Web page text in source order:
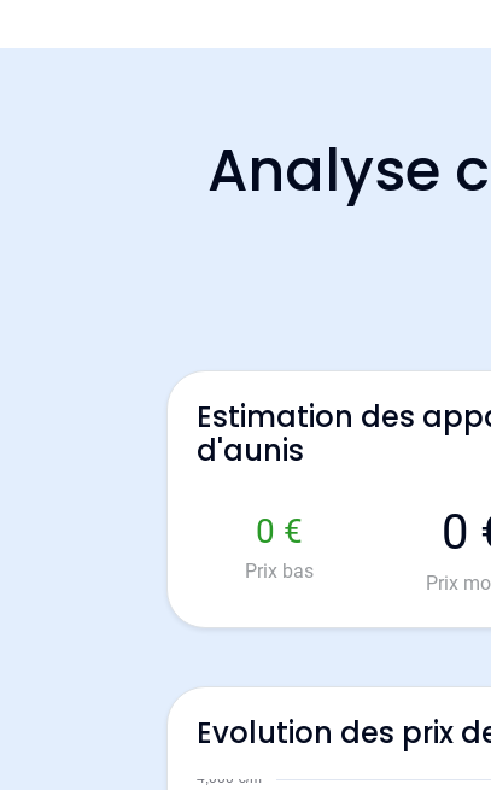
Analyse
Estimation des
d'aunis
0 €
Prix bas
0
Prix
Evolution des prix